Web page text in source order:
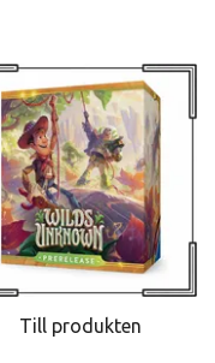
Till produkten